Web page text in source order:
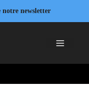
notre newsletter
Menu